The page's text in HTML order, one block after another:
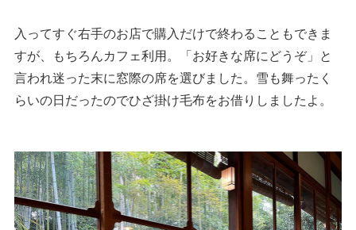
入ってすぐ右手のお店で購入だけで終わることもできま
すが、もちろんカフェ利用。「お好きな席にどうぞ」と
言われ迷った末に窓際の席を選びました。雪も舞ったく
らいの日だったのでひざ掛け毛布をお借りしましたよ。